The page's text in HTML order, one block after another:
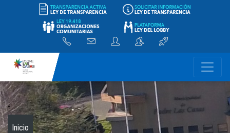
-
Inicio